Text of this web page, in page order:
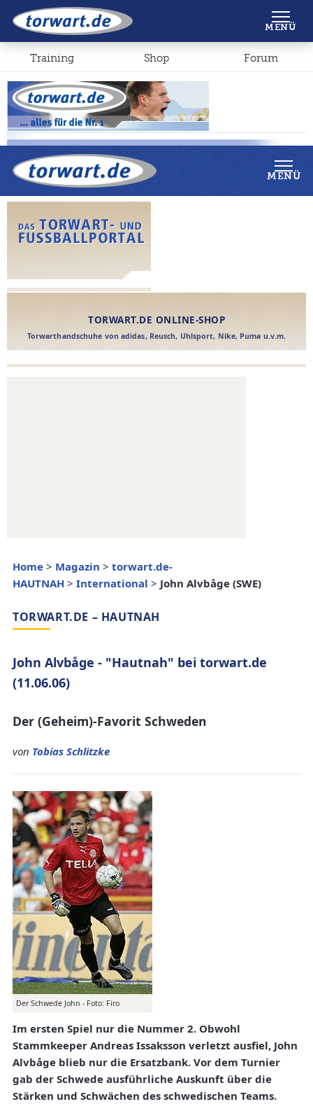
Shop Forum
MENÜ
Home > Magazin > torwart.de-
HAUTNAH > International > John Alvbåge (SWE)
TORWART.DE – HAUTNAH
John Alvbåge - "Hautnah" bei torwart.de
(11.06.06)
Der (Geheim)-Favorit Schweden
von Tobias Schlitzke
Der Schwede John - Foto: Firo
Im ersten Spiel nur die Nummer 2. Obwohl
Stammkeeper Andreas Issaksson verletzt ausfiel, John
Alvbåge blieb nur die Ersatzbank. Vor dem Turnier
gab der Schwede ausführliche Auskunft über die
Stärken und Schwächen des schwedischen Teams.